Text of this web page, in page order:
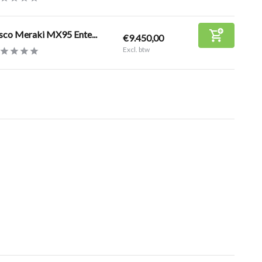
Meraki MX95 Ente... €9.450,00
Excl. btw